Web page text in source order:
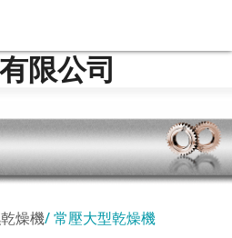
限公司
燥機 常壓大型乾燥機